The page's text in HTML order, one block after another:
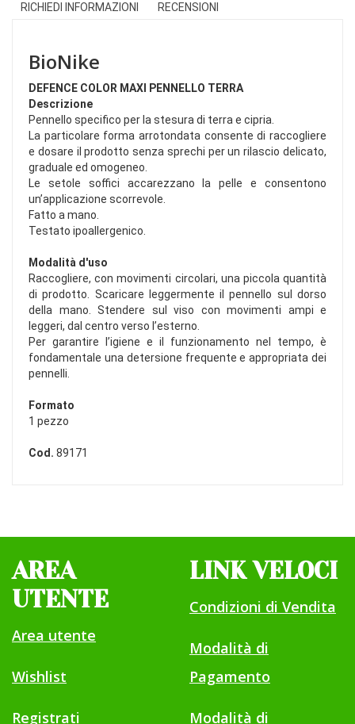
RICHIEDI INFORMAZIONI
RECENSIONI
BioNike
DEFENCE COLOR MAXI PENNELLO TERRA
Descrizione
Pennello specifico per la stesura di terra e cipria.
La particolare forma arrotondata consente di raccogliere
e dosare il prodotto senza sprechi per un rilascio delicato,
graduale ed omogeneo.
Le setole soffici accarezzano la pelle e consentono
un’applicazione scorrevole.
Fatto a mano.
Testato ipoallergenico.
Modalità d'uso
Raccogliere, con movimenti circolari, una piccola quantità
di prodotto. Scaricare leggermente il pennello sul dorso
della mano. Stendere sul viso con movimenti ampi e
leggeri, dal centro verso l’esterno.
Per garantire l’igiene e il funzionamento nel tempo, è
fondamentale una detersione frequente e appropriata dei
pennelli.
Formato
1 pezzo
Cod. 89171
AREA
UTENTE
Area utente
Wishlist
Registrati
LINK VELOCI
Condizioni di Vendita
Modalità di
Pagamento
Modalità di